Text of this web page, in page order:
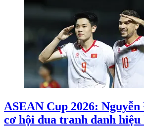
ASEAN Cup 2026:
cơ hội đua tranh danh